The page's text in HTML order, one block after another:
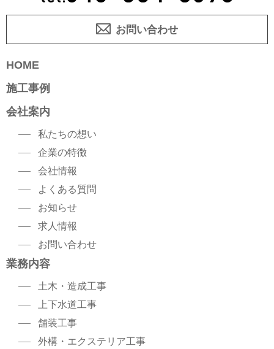
お問い合わせ
HOME
施工事例
会社案内
私たちの想い
企業の特徴
会社情報
よくある質問
お知らせ
求人情報
お問い合わせ
業務内容
土木・造成工事
上下水道工事
舗装工事
外構・エクステリア工事